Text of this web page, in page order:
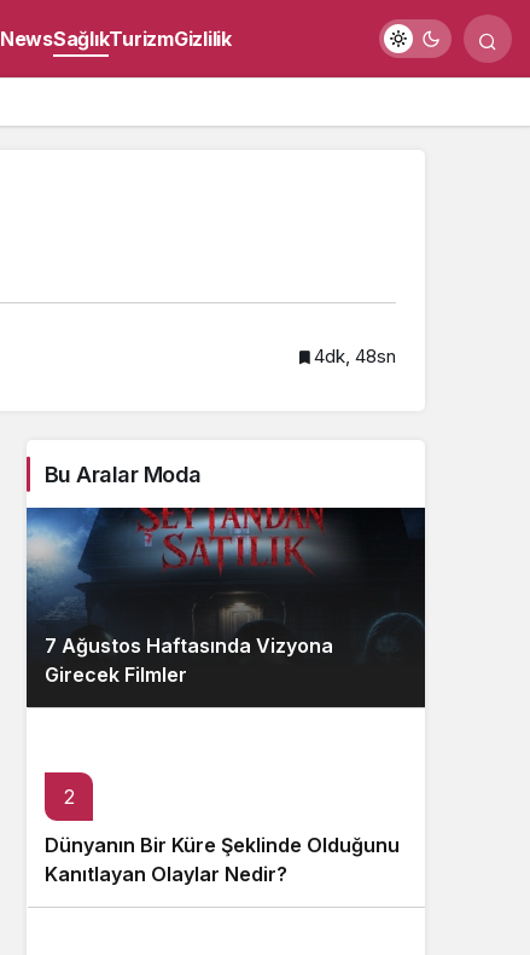
NewsSağlıkTurizmGizlilik
4dk, 48sn
Bu Aralar Moda
7 Ağustos Haftasında Vizyona
Girecek Filmler
2
Dünyanın Bir Küre Şeklinde Olduğunu
Kanıtlayan Olaylar Nedir?